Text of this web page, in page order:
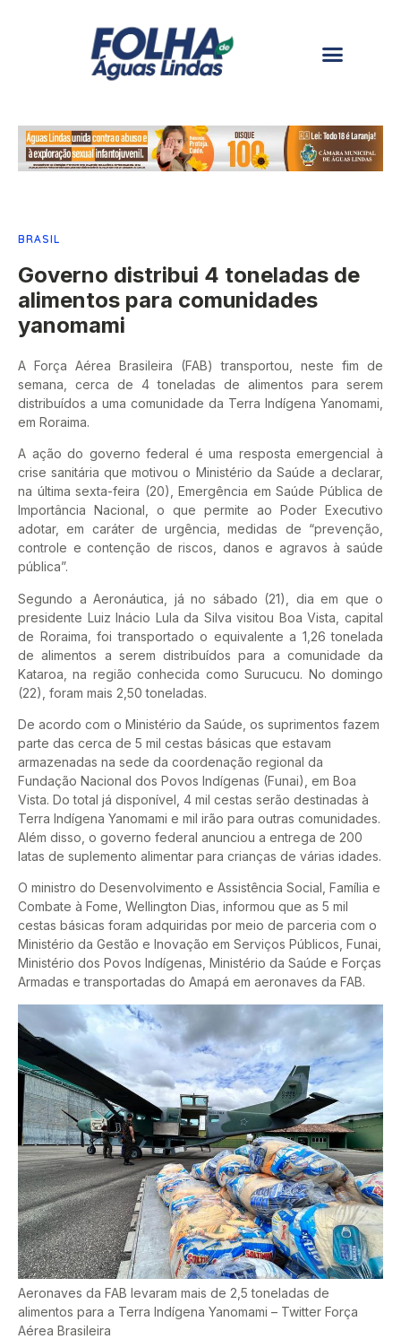
BRASIL
Governo distribui 4 toneladas de
alimentos para comunidades
yanomami
A Força Aérea Brasileira (FAB) transportou, neste fim de
semana, cerca de 4 toneladas de alimentos para serem
distribuídos a uma comunidade da Terra Indígena Yanomami,
em Roraima.
A ação do governo federal é uma resposta emergencial à
crise sanitária que motivou o Ministério da Saúde a declarar,
na última sexta-feira (20), Emergência em Saúde Pública de
Importância Nacional, o que permite ao Poder Executivo
adotar, em caráter de urgência, medidas de “prevenção,
controle e contenção de riscos, danos e agravos à saúde
pública”.
Segundo a Aeronáutica, já no sábado (21), dia em que o
presidente Luiz Inácio Lula da Silva visitou Boa Vista, capital
de Roraima, foi transportado o equivalente a 1,26 tonelada
de alimentos a serem distribuídos para a comunidade da
Kataroa, na região conhecida como Surucucu. No domingo
(22), foram mais 2,50 toneladas.
De acordo com o Ministério da Saúde, os suprimentos fazem
parte das cerca de 5 mil cestas básicas que estavam
armazenadas na sede da coordenação regional da
Fundação Nacional dos Povos Indígenas (Funai), em Boa
Vista. Do total já disponível, 4 mil cestas serão destinadas à
Terra Indígena Yanomami e mil irão para outras comunidades.
Além disso, o governo federal anunciou a entrega de 200
latas de suplemento alimentar para crianças de várias idades.
O ministro do Desenvolvimento e Assistência Social, Família e
Combate à Fome, Wellington Dias, informou que as 5 mil
cestas básicas foram adquiridas por meio de parceria com o
Ministério da Gestão e Inovação em Serviços Públicos, Funai,
Ministério dos Povos Indígenas, Ministério da Saúde e Forças
Armadas e transportadas do Amapá em aeronaves da FAB.
Aeronaves da FAB levaram mais de 2,5 toneladas de
alimentos para a Terra Indígena Yanomami – Twitter Força
Aérea Brasileira